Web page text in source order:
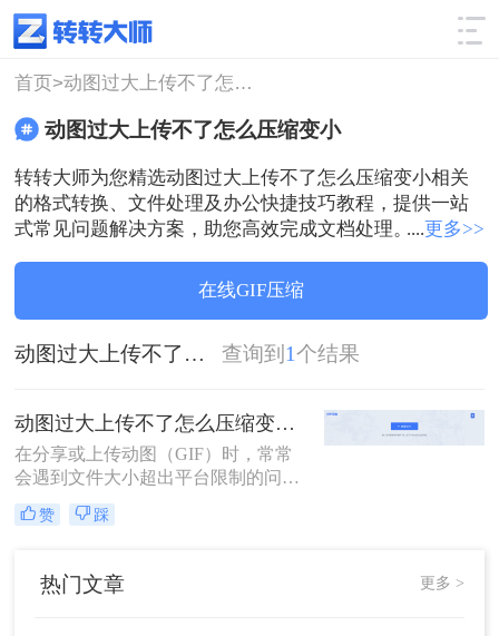
使用技巧 筛选
首页> 动图过大上传不了怎么压缩变小
动图过大上传不了怎么压缩变小
转转大师为您精选动图过大上传不了怎么压缩变小相关
的格式转换、文件处理及办公快捷技巧教程，提供一站
式常见问题解决方案，助您高效完成文档处理。....更多>>
在线GIF压缩
动图过大上传不了怎么压缩变小 查询到 1个结果
动图过大上传不了怎么压缩变小？两招教你轻松压缩！
在分享或上传动图（GIF）时，常常
会遇到文件大小超出平台限制的问
题。为了解决这个问题，我们需要对
动图进行压缩以减小其文件大小。那
呢？别担心，本文将为你介绍两种简
单有效的动图压缩方法，帮助你轻松
赞 踩
热门文章 更多 >